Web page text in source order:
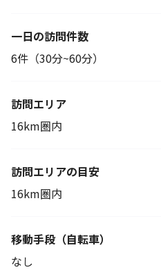
一日の訪問件数
6件（30分~60分）
訪問エリア
16km圏内
訪問エリアの目安
16km圏内
移動手段 （自転車）
なし